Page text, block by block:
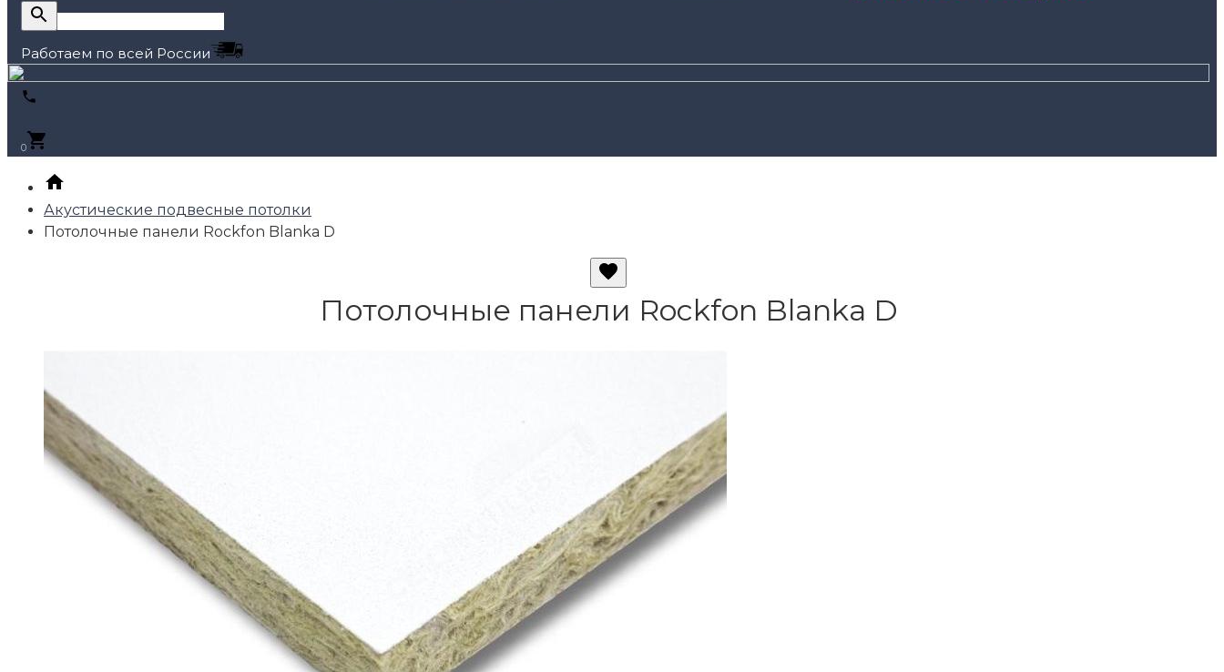
Работаем по всей России
0
Акустические подвесные потолки
Потолочные панели Rockfon Blanka D
Потолочные панели Rockfon Blanka D